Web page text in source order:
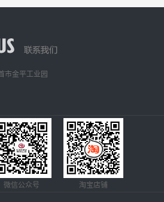
市金平工业园
微信公众号 淘宝店铺